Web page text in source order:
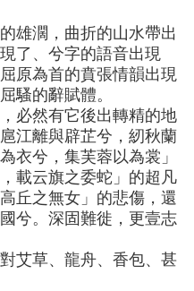
雄濶，曲折的山水帶出
了、兮字的語音出現
原為首的賁張情韻出現
騷的辭賦體。
必然有它後出轉精的地
江離與辟芷兮，紉秋蘭
衣兮，集芙蓉以為裳」
載云旗之委蛇」的超凡
丘之無女」的悲傷，還
兮。深固難徙，更壹志
艾草、龍舟、香包、甚